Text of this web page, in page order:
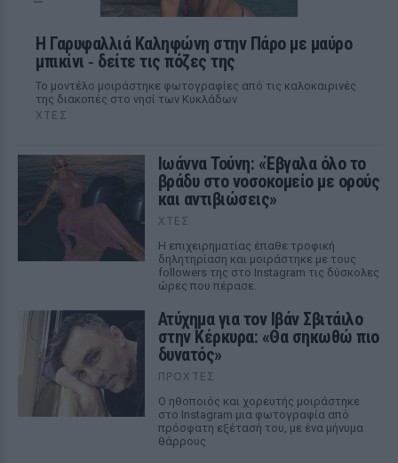
Η Γαρυφαλλιά Καληφώνη στην Πάρο με μαύρο
μπικίνι ‑ δείτε τις πόζες της
Το μοντέλο μοιράστηκε φωτογραφίες από τις καλοκαιρινές
της διακοπές στο νησί των Κυκλάδων
ΧΤΕΣ
Ιωάννα Τούνη: «Έβγαλα όλο το
βράδυ στο νοσοκομείο με ορούς
και αντιβιώσεις»
ΧΤΕΣ
Η επιχειρηματίας έπαθε τροφική
δηλητηρίαση και μοιράστηκε με τους
followers της στο Instagram τις δύσκολες
ώρες που πέρασε.
Ατύχημα για τον Ιβάν Σβιτάιλο
στην Κέρκυρα: «Θα σηκωθώ πιο
δυνατός»
ΠΡΟΧΤΈΣ
Ο ηθοποιός και χορευτής μοιράστηκε
στο Instagram μια φωτογραφία από
πρόσφατη εξέτασή του, με ένα μήνυμα
θάρρους